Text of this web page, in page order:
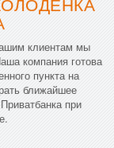
клиентам мы
компания готова
пункта на
ближайшее
при